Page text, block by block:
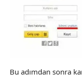
Bu adımdan sonra